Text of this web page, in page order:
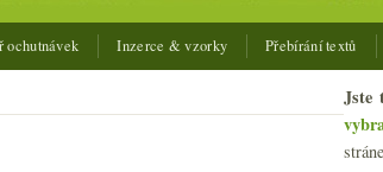
ochutnávek Inzerce & vzorky Přebírání textů
Jste